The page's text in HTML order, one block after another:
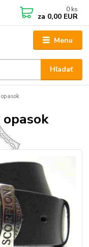
Menu
Hľadať
0 ks
za 0,00 EUR
opasok